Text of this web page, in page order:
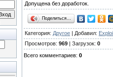
Допущена без доработок.
Поделиться…
Категория: Другое | Добавил:
Просмотров: 969 | Загрузок: 0
Всего комментариев: 0